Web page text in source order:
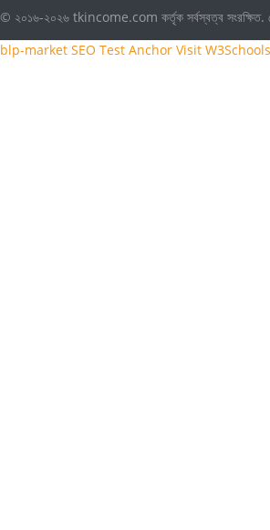
© ২০১৬-২০২৬ tkincome.com কর্তৃক সর্বস্বত্ব
blp-market SEO Test Anchor Visit W3Schools